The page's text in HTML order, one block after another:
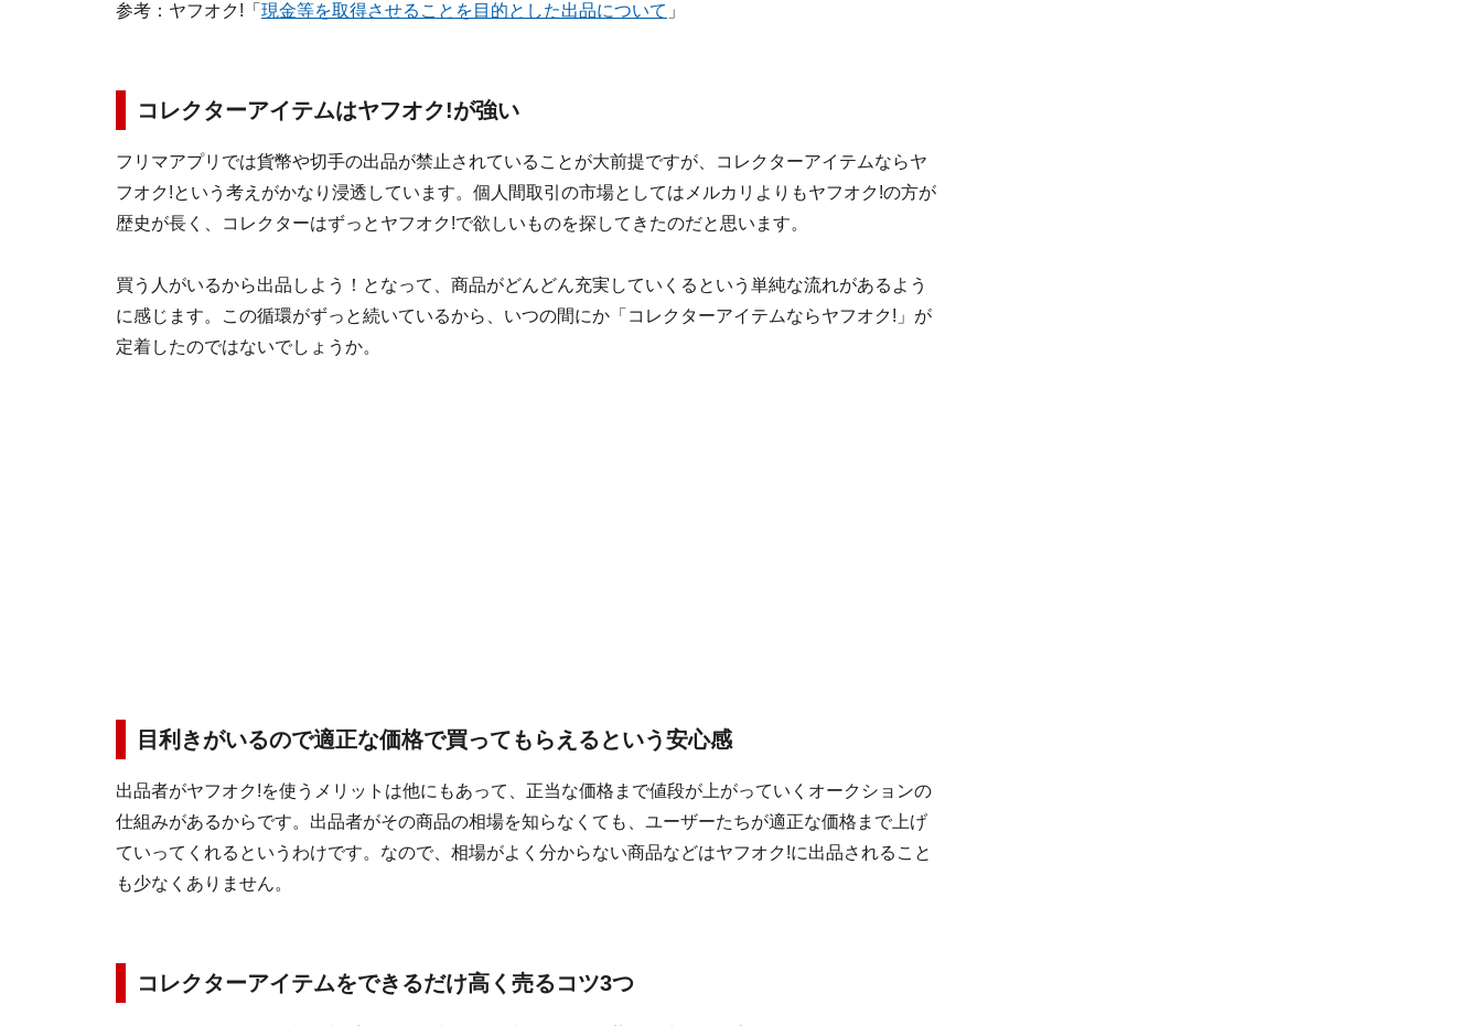
参考：ヤフオク!「 現金等を取得させることを目的とした出品について 」
コレクターアイテムはヤフオク!が強い
フリマアプリでは貨幣や切手の出品が禁止されていることが大前提ですが、コレクターアイテムならヤ
フオク!という考えがかなり浸透しています。個人間取引の市場としてはメルカリよりもヤフオク!の方が
歴史が長く、コレクターはずっとヤフオク!で欲しいものを探してきたのだと思います。
買う人がいるから出品しよう！となって、商品がどんどん充実していくるという単純な流れがあるよう
に感じます。この循環がずっと続いているから、いつの間にか「コレクターアイテムならヤフオク!」が
定着したのではないでしょうか。
目利きがいるので適正な価格で買ってもらえるという安心感
出品者がヤフオク!を使うメリットは他にもあって、正当な価格まで値段が上がっていくオークションの
仕組みがあるからです。出品者がその商品の相場を知らなくても、ユーザーたちが適正な価格まで上げ
ていってくれるというわけです。なので、相場がよく分からない商品などはヤフオク!に出品されること
も少なくありません。
コレクターアイテムをできるだけ高く売るコツ3つ